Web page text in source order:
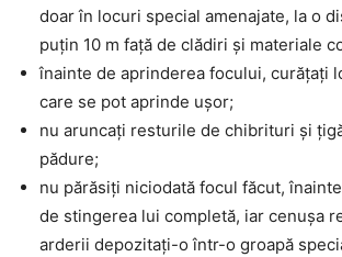
doar în locuri special amenajate, la o
puţin 10 m faţă de clădiri şi materiale
înainte de aprinderea focului, curăţaţi
care se pot aprinde uşor;
nu aruncaţi resturile de chibrituri şi
pădure;
nu părăsiţi niciodată focul făcut,
de stingerea lui completă, iar cenuşa
arderii depozitaţi-o într-o groapă